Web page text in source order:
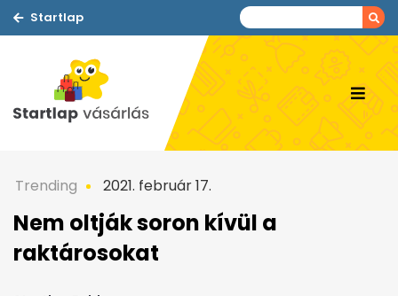
Startlap
Trending 2021. február 17.
Nem oltják soron kívül a
raktárosokat